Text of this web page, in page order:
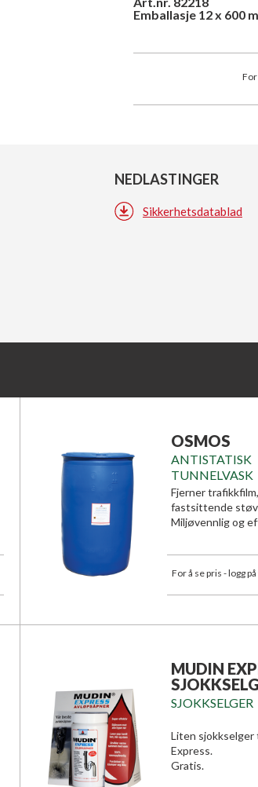
Emballasje 12 x 600
For
NEDLASTINGER
Sikkerhetsdatablad
OSMOS
ANTISTATISK
TUNNELVASK
Fjerner
fastsittende støv
Miljøvennlig og
For å se pris - logg
MUDIN
SJOKKSELGER
Liten sjokkselger
Express.
Gratis.